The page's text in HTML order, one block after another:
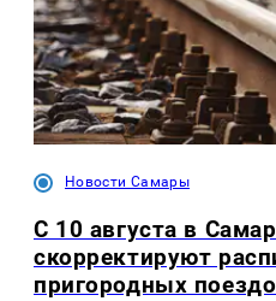
Новости Самары
С 10 августа в
скорректируют
пригородных